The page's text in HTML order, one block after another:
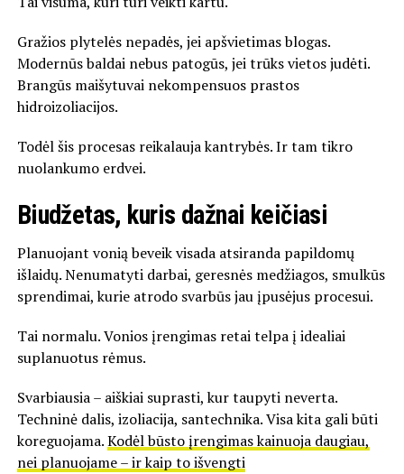
Gražios plytelės nepadės, jei apšvietimas blogas.
Modernūs baldai nebus patogūs, jei trūks vietos judėti.
Brangūs maišytuvai nekompensuos prastos
hidroizoliacijos.
Todėl šis procesas reikalauja kantrybės. Ir tam tikro
nuolankumo erdvei.
Biudžetas, kuris dažnai keičiasi
Planuojant vonią beveik visada atsiranda papildomų
išlaidų. Nenumatyti darbai, geresnės medžiagos, smulkūs
sprendimai, kurie atrodo svarbūs jau įpusėjus procesui.
Tai normalu. Vonios įrengimas retai telpa į idealiai
suplanuotus rėmus.
Svarbiausia – aiškiai suprasti, kur taupyti neverta.
Techninė dalis, izoliacija, santechnika. Visa kita gali būti
koreguojama.Kodėl būsto įrengimas kainuoja daugiau,
nei planuojame – ir kaip to išvengti